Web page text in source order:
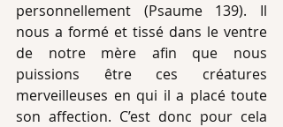
personnellement (Psaume 139). Il
nous a formé et tissé dans le ventre
de notre mère afin que nous
puissions être ces créatures
merveilleuses en qui il a placé toute
son affection. C’est donc pour cela